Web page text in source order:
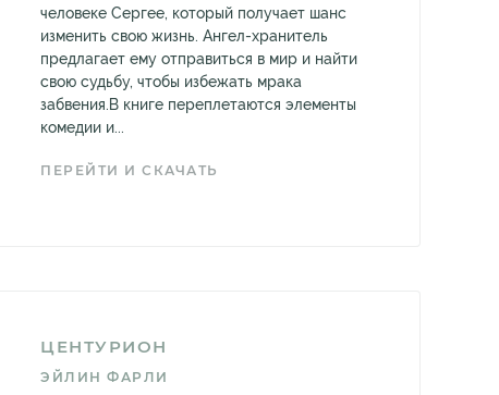
человеке Сергее, который получает шанс
изменить свою жизнь. Ангел-хранитель
предлагает ему отправиться в мир и найти
свою судьбу, чтобы избежать мрака
забвения.В книге переплетаются элементы
комедии и...
ПЕРЕЙТИ И СКАЧАТЬ
ЦЕНТУРИОН
ЭЙЛИН ФАРЛИ